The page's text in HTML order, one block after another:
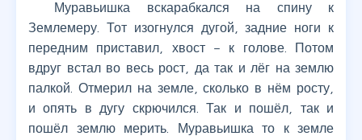
Муравьишка вскарабкался на спину к
Землемеру. Тот изогнулся дугой, задние ноги к
передним приставил, хвост – к голове. Потом
вдруг встал во весь рост, да так и лёг на землю
палкой. Отмерил на земле, сколько в нём росту,
и опять в дугу скрючился. Так и пошёл, так и
пошёл землю мерить. Муравьишка то к земле